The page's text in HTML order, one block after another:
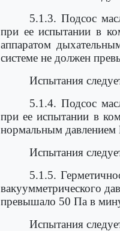
5.1.3. Подсос
при ее испытании в
аппаратом
системе не должен
Испытания
5.1.4. Подсос
при ее испытании в
нормальным
Испытания
5.1.5.
вакуумметрического
превышало 50 Па в
Испытания